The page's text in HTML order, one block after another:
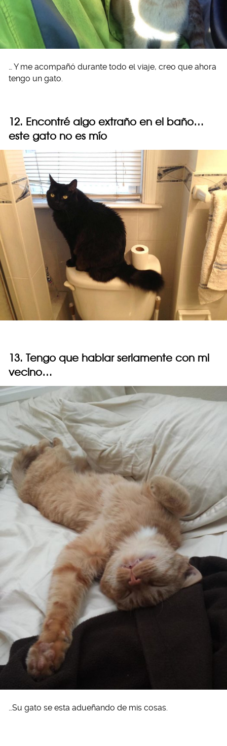
… Y me acompañó durante todo el viaje, creo que ahora
tengo un gato.
12. Encontré algo extraño en el baño…
este gato no es mío
13. Tengo que hablar seriamente con mi
vecino…
…Su gato se esta adueñando de mis cosas.